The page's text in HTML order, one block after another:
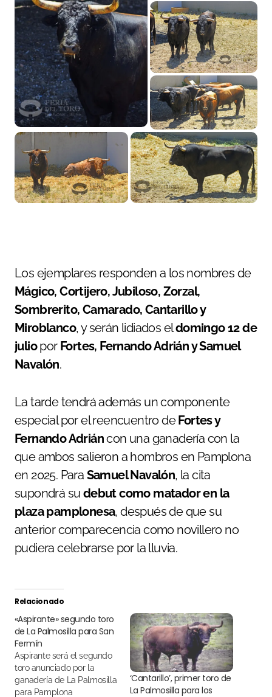
Los ejemplares responden a los nombres de
Mágico, Cortijero, Jubiloso, Zorzal,
Sombrerito, Camarado, Cantarillo y
Miroblanco, y serán lidiados eldomingo 12 de
juliopor Fortes, Fernando Adrián y Samuel
Navalón.
La tarde tendrá además un componente
especial por el reencuentro deFortes y
Fernando Adriáncon una ganadería con la
que ambos salieron a hombros en Pamplona
en 2025. Para Samuel Navalón, la cita
supondrá su debut como matador en la
plaza pamplonesa, después de que su
anterior comparecencia como novillero no
pudiera celebrarse por la lluvia.
Relacionado
«Aspirante» segundo toro
de La Palmosilla para San
Fermín
Aspirante será el segundo
toro anunciado por la
ganadería de La Palmosilla
para Pamplona
‘Cantarillo’, primer toro de
La Palmosilla para los